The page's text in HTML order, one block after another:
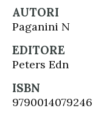
AUTORI
Paganini N
EDITORE
Peters Edn
ISBN
9790014079246